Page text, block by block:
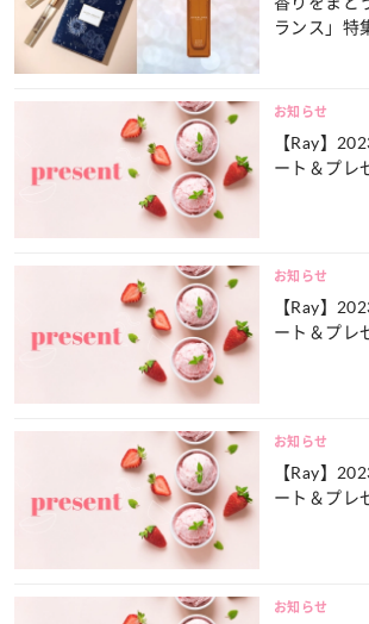
ランス」特
お知らせ
【Ray】
ート＆プレ
お知らせ
【Ray】
ート＆プレ
お知らせ
【Ray】
ート＆プレ
お知らせ